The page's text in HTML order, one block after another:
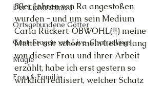
Der Lichtschmied
Ortsgebundene Götter
Gast-Fragen von Live-Channelings
Magie
Frau & Familie
80er Jahren von Ra angestoßen
wurden - und um sein Medium
Carla Rückert. OBWOHL(!!) meine
Mutter mir schon mein Leben lang
von dieser Frau und ihrer Arbeit
erzählt, habe ich erst gestern so
wirklich realisiert, welcher Schatz